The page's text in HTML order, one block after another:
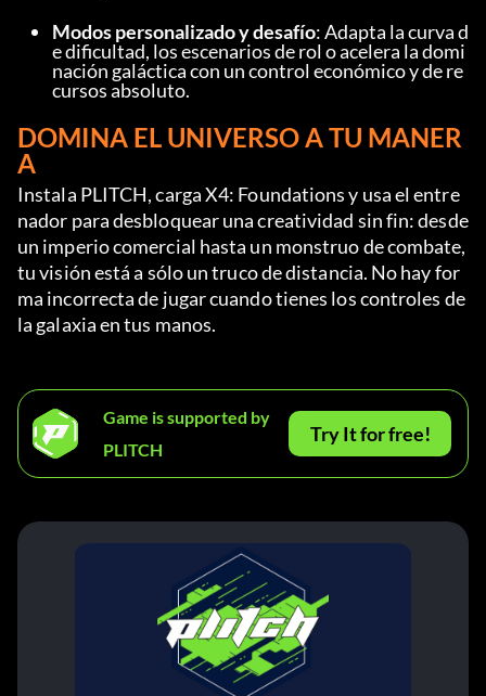
Modos personalizado y desafío: Adapta la curva d
e dificultad, los escenarios de rol o acelera la domi
nación galáctica con un control económico y de re
cursos absoluto.
DOMINA EL UNIVERSO A TU MANER
A
Instala PLITCH, carga X4: Foundations y usa el entre
nador para desbloquear una creatividad sin fin: desde
un imperio comercial hasta un monstruo de combate,
tu visión está a sólo un truco de distancia. No hay for
ma incorrecta de jugar cuando tienes los controles de
la galaxia en tus manos.
Game is supported by
PLITCH
Try It for free!